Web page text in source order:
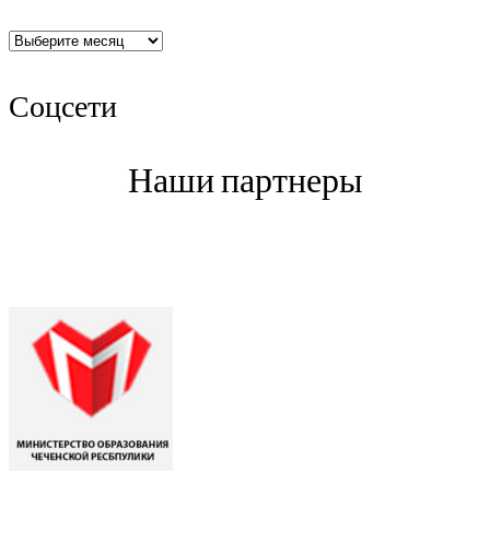
Архив
Соцсети
Наши партнеры